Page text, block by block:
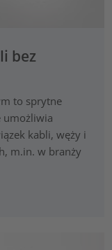
bez
to sprytne
umożliwia
kabli, węży i
m.in. w branży